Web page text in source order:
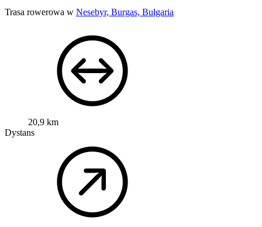
Trasa rowerowa w Nesebyr, Burgas, Bułgaria
20,9 km
Dystans